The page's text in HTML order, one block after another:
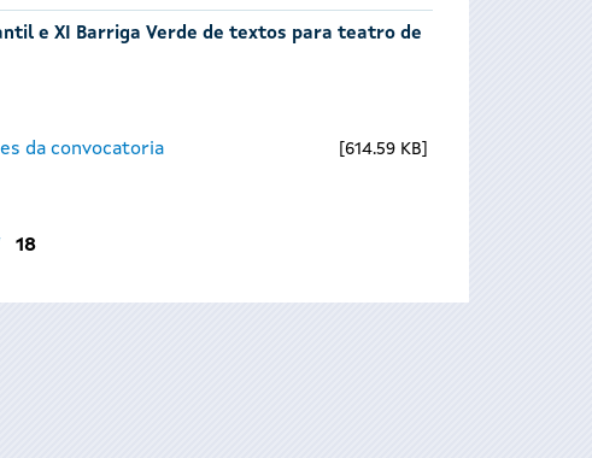
e XI Barriga Verde de textos para teatro de
da convocatoria 614.59 KB
18